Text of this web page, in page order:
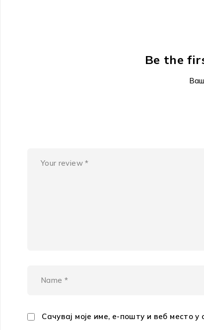
Be the
Сачувај моје име, е-пошту и веб место